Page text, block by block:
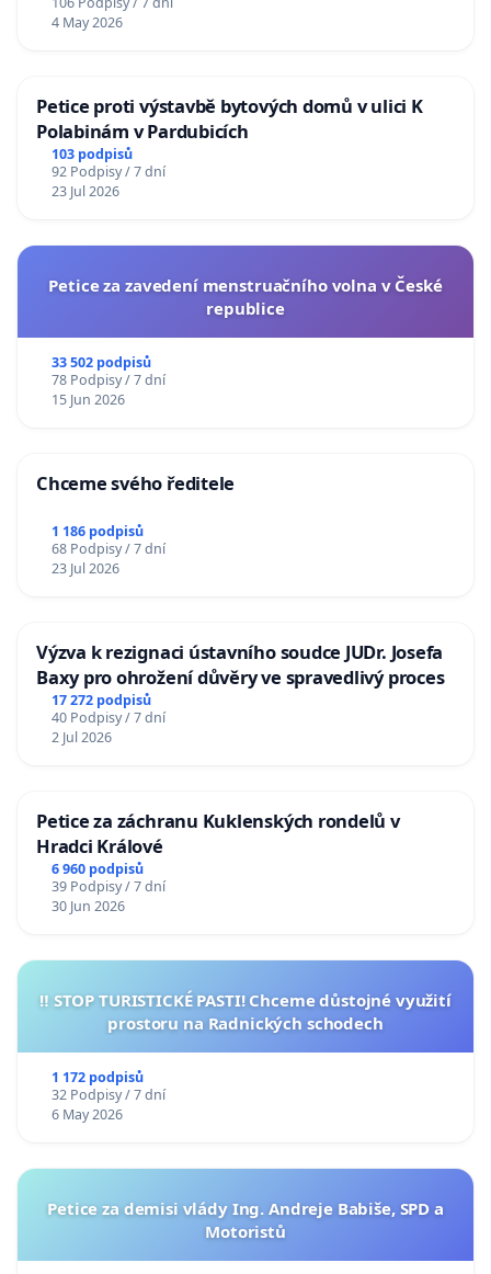
4 May 2026
Petice proti výstavbě bytových domů v ulici K
Polabinám v Pardubicích
103 podpisů
92 Podpisy / 7 dní
23 Jul 2026
Petice za zavedení menstruačního volna v České
republice
33 502 podpisů
78 Podpisy / 7 dní
15 Jun 2026
Chceme svého ředitele
1 186 podpisů
68 Podpisy / 7 dní
23 Jul 2026
Výzva k rezignaci ústavního soudce JUDr. Josefa
Baxy pro ohrožení důvěry ve spravedlivý proces
17 272 podpisů
40 Podpisy / 7 dní
2 Jul 2026
Petice za záchranu Kuklenských rondelů v
Hradci Králové
6 960 podpisů
39 Podpisy / 7 dní
30 Jun 2026
‼️ STOP TURISTICKÉ PASTI! Chceme důstojné využití
prostoru na Radnických schodech
1 172 podpisů
32 Podpisy / 7 dní
6 May 2026
Petice za demisi vlády Ing. Andreje Babiše, SPD a
Motoristů